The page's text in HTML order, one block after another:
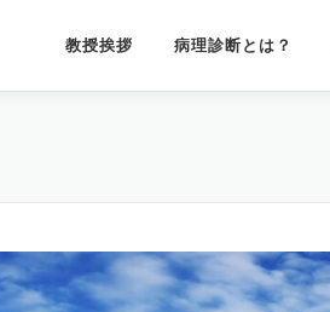
教授挨拶 病理診断とは？